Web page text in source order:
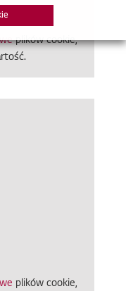
plików cookie,
plików cookie,